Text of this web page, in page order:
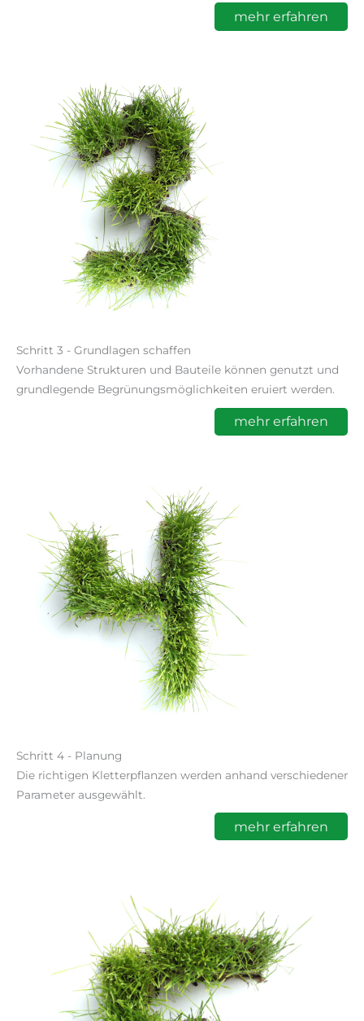
mehr erfahren
Schritt 3 - Grundlagen schaffen
Vorhandene Strukturen und Bauteile können genutzt und
grundlegende Begrünungsmöglichkeiten eruiert werden.
mehr erfahren
Schritt 4 - Planung
Die richtigen Kletterpflanzen werden anhand verschiedener
Parameter ausgewählt.
mehr erfahren